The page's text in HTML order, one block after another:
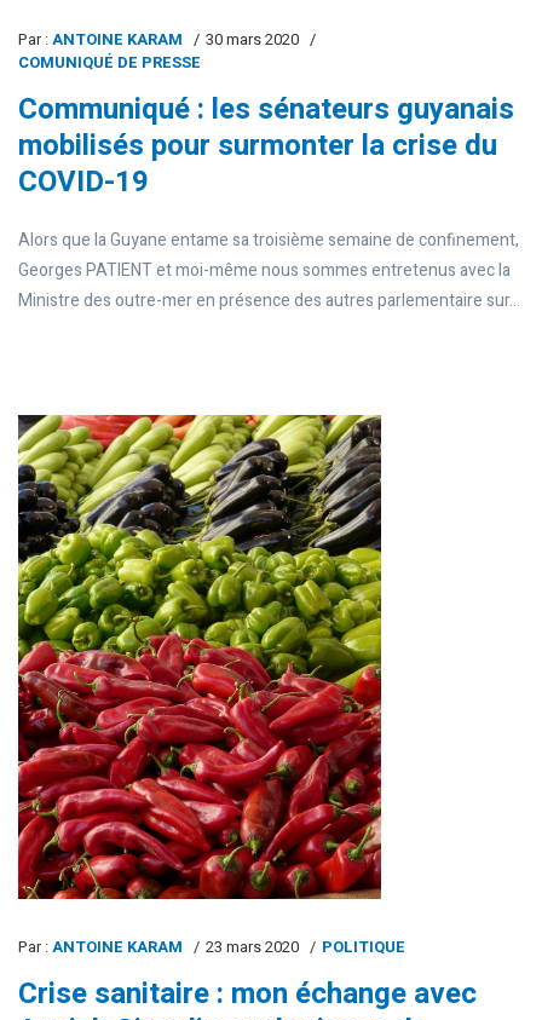
Par :ANTOINE KARAM
30 mars 2020
COMUNIQUÉ DE PRESSE
Communiqué : les sénateurs guyanais
mobilisés pour surmonter la crise du
COVID-19
Alors que la Guyane entame sa troisième semaine de confinement,
Georges PATIENT et moi-même nous sommes entretenus avec la
Ministre des outre-mer en présence des autres parlementaire sur...
Par :ANTOINE KARAM 23 mars 2020 POLITIQUE
Crise sanitaire : mon échange avec